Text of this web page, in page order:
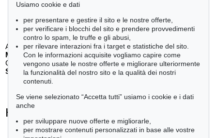
Auction 610 - Lot 426000268
MARC CHAGALL
Chagall Lithographe. Mit Orig.-Zeichnung von Chagall, 1963
Stima:€ 3,000
Heinrich von Kleist - Ogetti venduti
tute le offerte
Usiamo cookie e dati
per presentare e gestire il sito e le nostre offerte,
per verificare i blocchi del sito e prendere provvedimenti
contro lo spam, le truffe e gli abusi,
per rilevare interazioni fra i target e statistiche del sito.
Con le informazioni acquisite vogliamo capire come
vengono usate le nostre offerte e migliorare ulteriormente
la funzionalità del nostro sito e la qualità dei nostri
contenuti.
Se viene selezionato “Accetta tutti” usiamo i cookie e i dati
anche
per sviluppare nuove offerte e migliorarle,
per mostrare contenuti personalizzati in base alle vostre